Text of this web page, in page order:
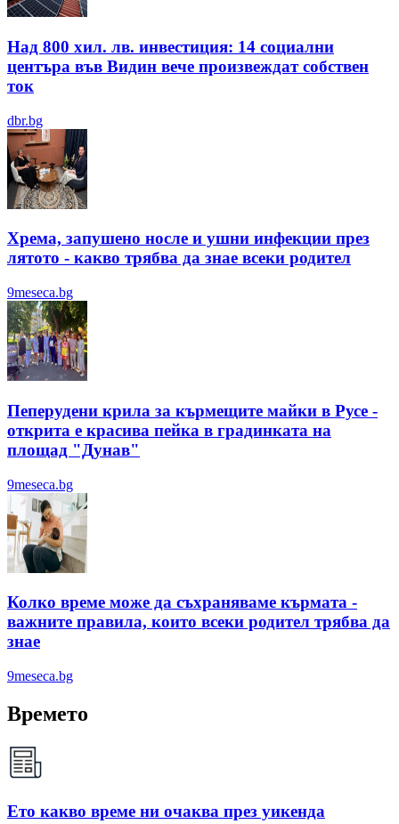
Над 800 хил. лв. инвестиция: 14 социални
центъра във Видин вече произвеждат собствен
ток
dbr.bg
Хрема, запушено носле и ушни инфекции през
лятотo - какво трябва да знае всеки родител
9meseca.bg
Пеперудени крила за кърмещите майки в Русе -
открита е красива пейка в градинката на
площад "Дунав"
9meseca.bg
Колко време може да съхраняваме кърмата -
важните правила, които всеки родител трябва да
знае
9meseca.bg
Времето
Ето какво време ни очаква през уикенда